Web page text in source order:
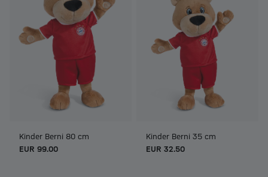
Kinder Berni 80 cm
EUR 99.00
Kinder Berni 35 cm
EUR 32.50